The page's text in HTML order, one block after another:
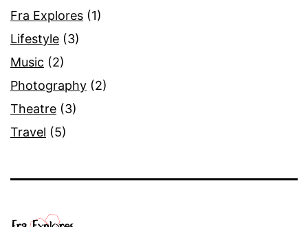
Fra Explores (1)
Lifestyle (3)
Music (2)
Photography (2)
Theatre (3)
Travel (5)